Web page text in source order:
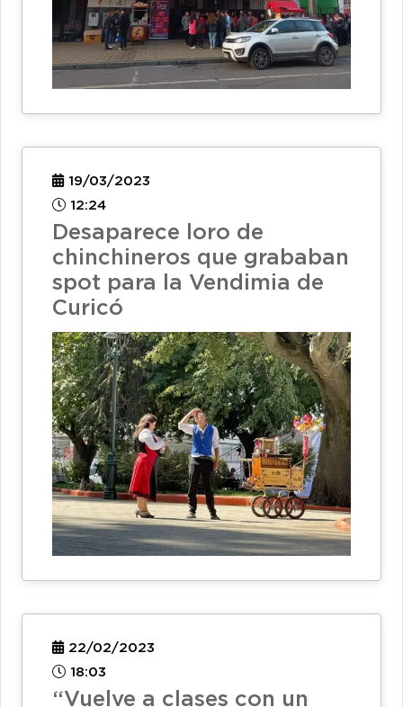
19/03/2023
12:24
Desaparece loro de
chinchineros que grababan
spot para la Vendimia de
Curicó
22/02/2023
18:03
“Vuelve a clases con un